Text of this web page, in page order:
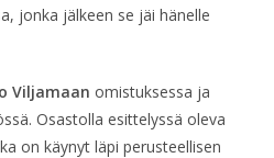
jonka jälkeen se jäi hänelle
Viljamaan omistuksessa ja
Osastolla esittelyssä oleva
on käynyt läpi perusteellisen